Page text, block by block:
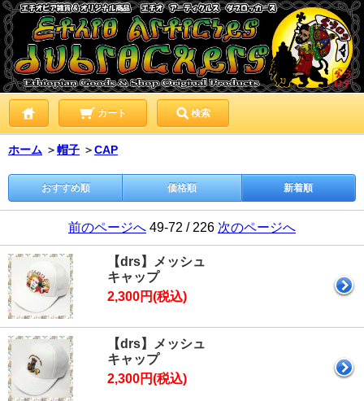
カート 検索
ホーム ＞帽子 ＞CAP
おすすめ順 価格順 新着順
前のページへ 49-72 / 226 次のページへ
【drs】メッシュ
キャップ
2,300円(税込)
【drs】メッシュ
キャップ
2,300円(税込)